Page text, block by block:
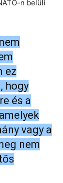
n belüli
ez
hogy
és a
vagy a
nem